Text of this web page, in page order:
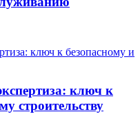
ключ к
строительству